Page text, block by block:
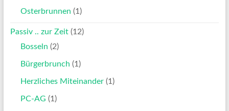
Osterbrunnen (1)
Passiv .. zur Zeit(12)
Bosseln (2)
Bürgerbrunch (1)
Herzliches Miteinander(1)
PC-AG (1)